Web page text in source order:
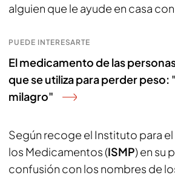
alguien que le ayude en casa
PUEDE INTERESARTE
El medicamento de las
que se utiliza para perder peso:
milagro"
Según recoge el Instituto para
los Medicamentos (ISMP) en su
confusión con los nombres de